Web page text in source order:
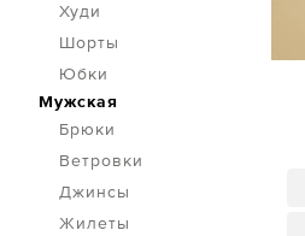
Худи
Шорты
Юбки
Мужская
Брюки
Ветровки
Джинсы
Жилеты